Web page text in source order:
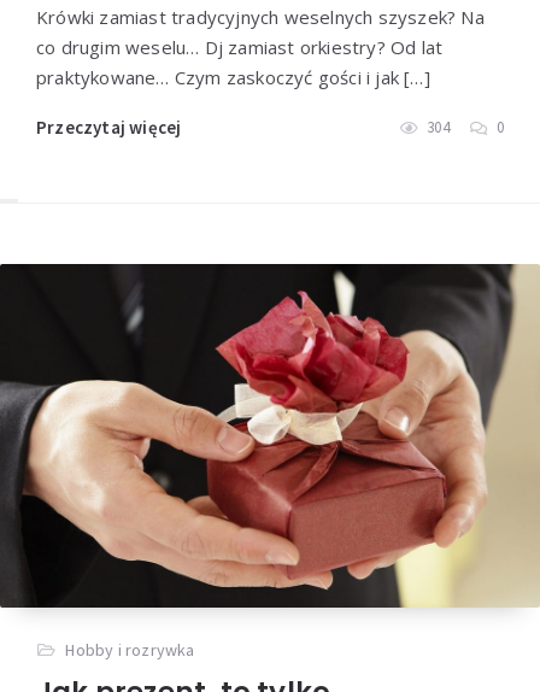
Krówki zamiast tradycyjnych weselnych szyszek? Na
co drugim weselu… Dj zamiast orkiestry? Od lat
praktykowane… Czym zaskoczyć gości i jak […]
Przeczytaj więcej 304 0
Hobby i rozrywka